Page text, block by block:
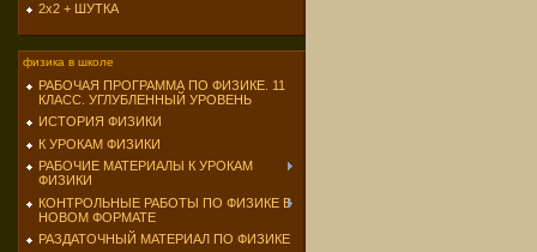
2х2 + ШУТКА
физика в школе
РАБОЧАЯ ПРОГРАММА ПО ФИЗИКЕ. 11
КЛАСС. УГЛУБЛЕННЫЙ УРОВЕНЬ
ИСТОРИЯ ФИЗИКИ
К УРОКАМ ФИЗИКИ
РАБОЧИЕ МАТЕРИАЛЫ К УРОКАМ
ФИЗИКИ
КОНТРОЛЬНЫЕ РАБОТЫ ПО ФИЗИКЕ В
НОВОМ ФОРМАТЕ
РАЗДАТОЧНЫЙ МАТЕРИАЛ ПО ФИЗИКЕ